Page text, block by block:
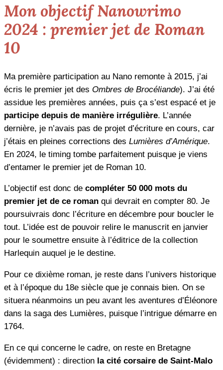
Mon objectif Nanowrimo
2024 : premier jet de Roman
10
Ma première participation au Nano remonte à 2015, j’ai
écris le premier jet des Ombres de Brocéliande). J’ai été
assidue les premières années, puis ça s’est espacé et je
participe depuis de manière irrégulière. L’année
dernière, je n’avais pas de projet d’écriture en cours, car
j’étais en pleines corrections des Lumières d’Amérique.
En 2024, le timing tombe parfaitement puisque je viens
d’entamer le premier jet de Roman 10.
L’objectif est donc de compléter 50 000 mots du
premier jet de ce roman qui devrait en compter 80. Je
poursuivrais donc l’écriture en décembre pour boucler le
tout. L’idée est de pouvoir relire le manuscrit en janvier
pour le soumettre ensuite à l’éditrice de la collection
Harlequin auquel je le destine.
Pour ce dixième roman, je reste dans l’univers historique
et à l’époque du 18e siècle que je connais bien. On se
situera néanmoins un peu avant les aventures d’Éléonore
dans la saga des Lumières, puisque l’intrigue démarre en
1764.
En ce qui concerne le cadre, on reste en Bretagne
(évidemment) : direction la cité corsaire de Saint-Malo